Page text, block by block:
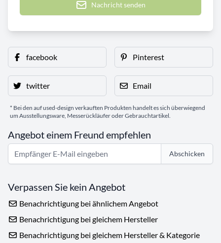
Nachricht senden
facebook Pinterest
twitter Email
* Bei den auf used-design verkauften Produkten handelt es sich überwiegend
um Ausstellungsware, Messerückläufer oder Gebrauchtartikel.
Angebot einem Freund empfehlen
Abschicken
Verpassen Sie kein Angebot
Benachrichtigung bei ähnlichem Angebot
Benachrichtigung bei gleichem Hersteller
Benachrichtigung bei gleichem Hersteller & Kategorie